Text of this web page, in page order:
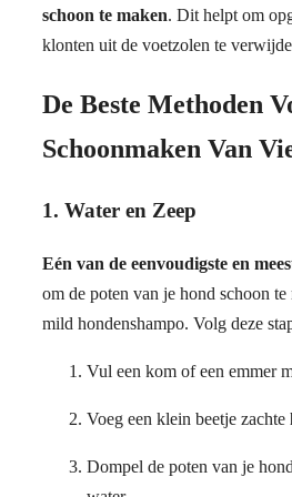
schoon te maken. Dit helpt om
klonten uit de voetzolen te
De Beste Methoden
Schoonmaken Van
1. Water en Zeep
Eén van de eenvoudigste en
om de poten van je hond schoon
mild hondenshampo. Volg deze
Vul een kom of een emmer
Voeg een klein beetje zachte
Dompel de poten van je